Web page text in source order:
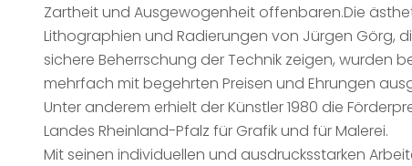
Zartheit und Ausgewogenheit offenbaren.Die
Lithographien und Radierungen von Jürgen Görg,
sichere Beherrschung der Technik zeigen, wurden
mehrfach mit begehrten Preisen und Ehrungen
Unter anderem erhielt der Künstler 1980 die
Landes Rheinland-Pfalz für Grafik und für Malerei.
Mit seinen individuellen und ausdrucksstarken